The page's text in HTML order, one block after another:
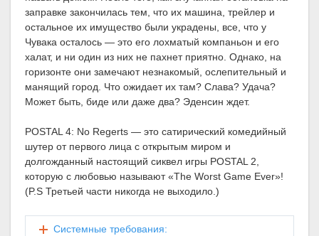
заправке закончилась тем, что их машина, трейлер и
остальное их имущество были украдены, все, что у
Чувака осталось — это его лохматый компаньон и его
халат, и ни один из них не пахнет приятно. Однако, на
горизонте они замечают незнакомый, ослепительный и
манящий город. Что ожидает их там? Слава? Удача?
Может быть, биде или даже два? Эденсин ждет.
POSTAL 4: No Regerts — это сатирический комедийный
шутер от первого лица с открытым миром и
долгожданный настоящий сиквел игры POSTAL 2,
которую с любовью называют «The Worst Game Ever»!
(P.S Третьей части никогда не выходило.)
Системные требования: